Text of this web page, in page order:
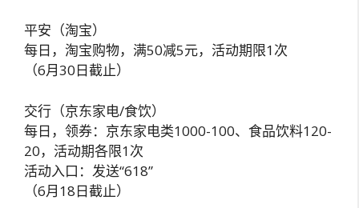
平安（淘宝）
每日，淘宝购物，满50减5元，活动期限1次
（6月30日截止）
交行（京东家电/食饮）
每日，领券：京东家电类1000-100、食品饮料120-
20，活动期各限1次
活动入口：发送“618”
（6月18日截止）